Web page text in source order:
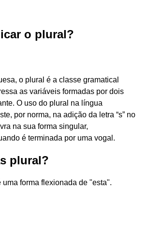
o plural?
o plural é a classe gramatical
as variáveis formadas por dois
O uso do plural na língua
por norma, na adição da letra “s” no
na sua forma singular,
é terminada por uma vogal.
plural?
uma forma flexionada de "esta".